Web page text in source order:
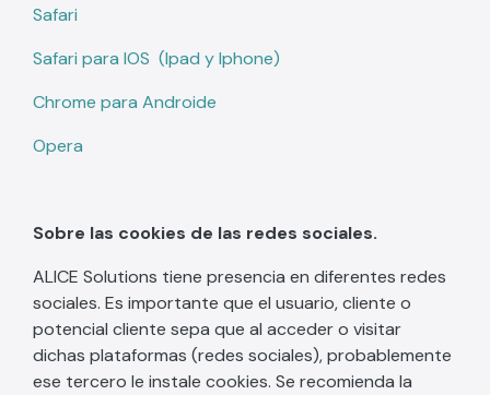
Safari
Safari para IOS (Ipad y Iphone)
Chrome para Androide
Opera
Sobre las cookies de las redes sociales.
ALICE Solutions tiene presencia en diferentes redes
sociales. Es importante que el usuario, cliente o
potencial cliente sepa que al acceder o visitar
dichas plataformas (redes sociales), probablemente
ese tercero le instale cookies. Se recomienda la